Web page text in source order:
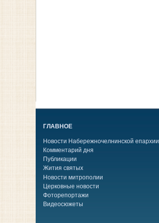
ГЛАВНОЕ
Новости Набережночелнинской епархии
Комментарий дня
Публикации
Жития святых
Новости митрополии
Церковные новости
Фоторепортажи
Видеосюжеты